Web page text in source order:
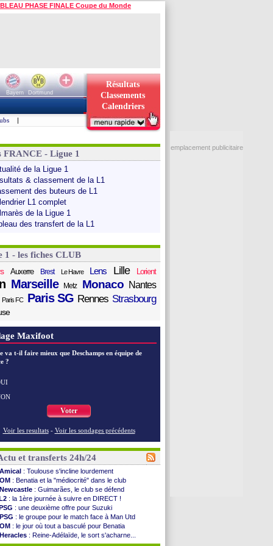
PHASE FINALE Coupe du Monde
Bayern
Dortmund
Résultats
Classements
Calendriers
|
FRANCE - Ligue 1
de la Ligue 1
& classement de la L1
des buteurs de L1
L1 complet
de la Ligue 1
des transfert de la L1
1 - les fiches CLUB
Auxerre Brest Le Havre Lens Lille Lorient
Marseille Metz Monaco Nantes
Paris FC Paris SG Rennes Strasbourg
Maxifoot
va t-il faire mieux que Deschamps en équipe de
?
Voter
Voir les resultats - Voir les sondages précédents
et transferts 24h/24
Amical : Toulouse s'incline lourdement
OM : Benatia et la "médiocrité" dans le club
Newcastle : Guimarães, le club se défend
: la 1ère journée à suivre en DIRECT !
: une deuxième offre pour Suzuki
PSG : le groupe pour le match face à Man Utd
OM : le jour où tout a basculé pour Benatia
Heracles : Reine-Adélaïde, le sort s'acharne...
Monaco: Mawissa a gravement blessé Uche
emplacement publicitaire